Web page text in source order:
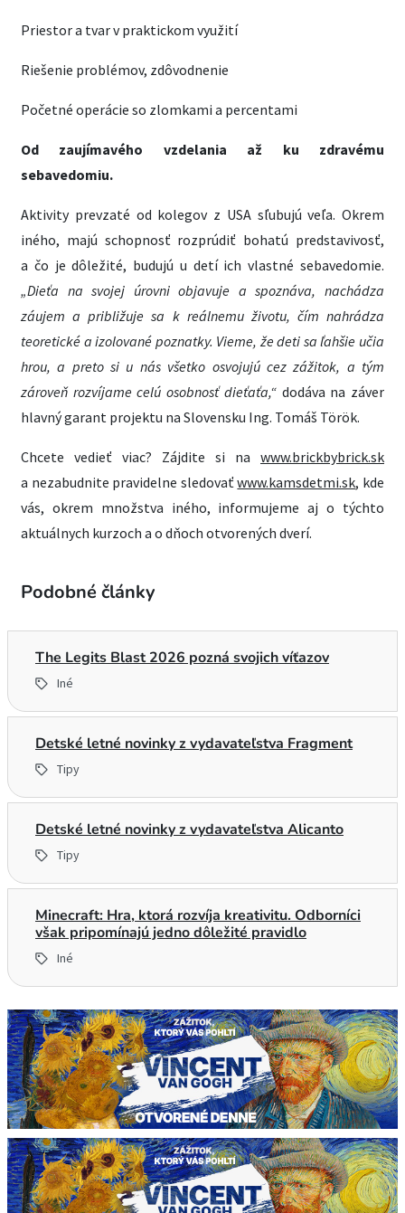
Priestor a tvar v praktickom využití
Riešenie problémov, zdôvodnenie
Početné operácie so zlomkami a percentami
Od zaujímavého vzdelania až ku zdravému
sebavedomiu.
Aktivity prevzaté od kolegov z USA sľubujú veľa. Okrem
iného, majú schopnosť rozprúdiť bohatú predstavivosť,
a čo je dôležité, budujú u detí ich vlastné sebavedomie.
„Dieťa na svojej úrovni objavuje a spoznáva, nachádza
záujem a približuje sa k reálnemu životu, čím nahrádza
teoretické a izolované poznatky. Vieme, že deti sa ľahšie učia
hrou, a preto si u nás všetko osvojujú cez zážitok, a tým
zároveň rozvíjame celú osobnosť dieťaťa,“dodáva na záver
hlavný garant projektu na Slovensku Ing. Tomáš Török.
Chcete vedieť viac? Zájdite si na www.brickbybrick.sk
a nezabudnite pravidelne sledovaťwww.kamsdetmi.sk, kde
vás, okrem množstva iného, informujeme aj o týchto
aktuálnych kurzoch a o dňoch otvorených dverí.
Podobné články
The Legits Blast 2026 pozná svojich víťazov
Iné
Detské letné novinky z vydavateľstva Fragment
Tipy
Detské letné novinky z vydavateľstva Alicanto
Tipy
Minecraft: Hra, ktorá rozvíja kreativitu. Odborníci
však pripomínajú jedno dôležité pravidlo
Iné